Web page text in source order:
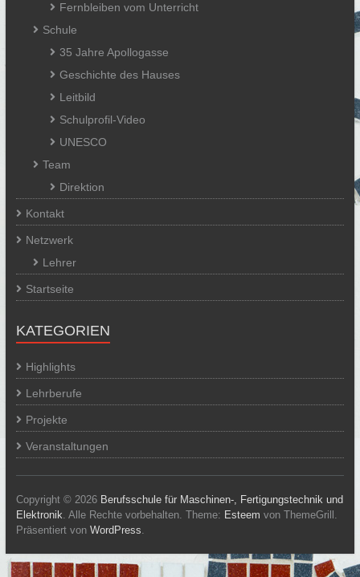
Fernbleiben vom Unterricht
Schule
35 Jahre Apollogasse
Geschichte des Hauses
Leitbild
Schulprofil-Video
UNESCO
Team
Direktion
Kontakt
Netzwerk
Lehrer
Startseite
KATEGORIEN
Highlights
Lehrberufe
Projekte
Veranstaltungen
Copyright © 2026 Berufsschule für Maschinen-, Fertigungstechnik und
Elektronik. Alle Rechte vorbehalten. Theme: Esteem von ThemeGrill.
Präsentiert von WordPress.